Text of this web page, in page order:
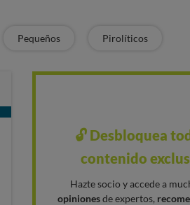
Pequeños Pirolíticos
🔓 Desbloquea
contenido
Hazte socio y accede a
opinionesde expertos,